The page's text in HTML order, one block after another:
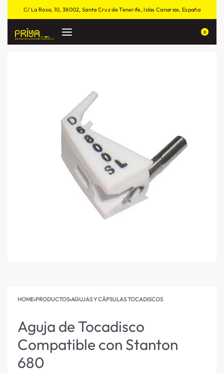
C/ La Rosa, 10, 38002, Santa Cruz de Tenerife, Islas Canarias, España
0
HOME›PRODUCTOS›AGUJAS Y CÁPSULAS TOCADISCOS
Aguja de Tocadisco
Compatible con Stanton
680